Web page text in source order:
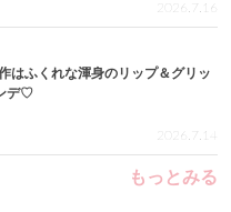
2026.7.16
はふくれな渾身のリップ＆グリッ
デ♡
2026.7.14
もっとみる